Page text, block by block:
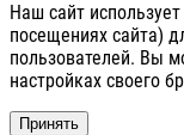
Наш сайт
посещениях сайта)
пользователей. Вы
настройках своего
Принять